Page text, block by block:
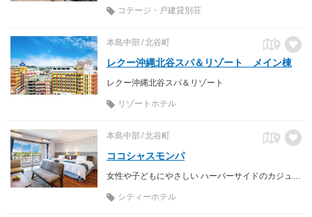
コテージ・戸建貸別荘
本島中部 北谷町
レクー沖縄北谷スパ＆リゾート メイン棟
レクー沖縄北谷スパ＆リゾート
リゾートホテル
本島中部 北谷町
ココシャスモンパ
シティーホテル